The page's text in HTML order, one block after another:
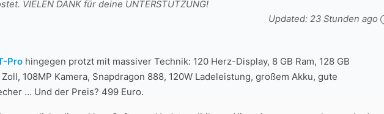
Updated: 23 Stunden ago
VIELEN DANK für deine UNTERSTÜTZUNG!
Pro hingegen protzt mit massiver Technik: 120 Herz-Display, 8 GB Ram, 128 GB
108MP Kamera, Snapdragon 888, 120W Ladeleistung, großem Akku, gute
… Und der Preis? 499 Euro.